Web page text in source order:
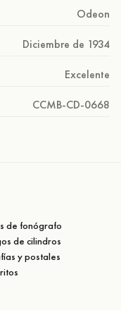
Odeon
Diciembre de 1934
Excelente
CCMB-CD-0668
de fonógrafo
de cilindros
y postales